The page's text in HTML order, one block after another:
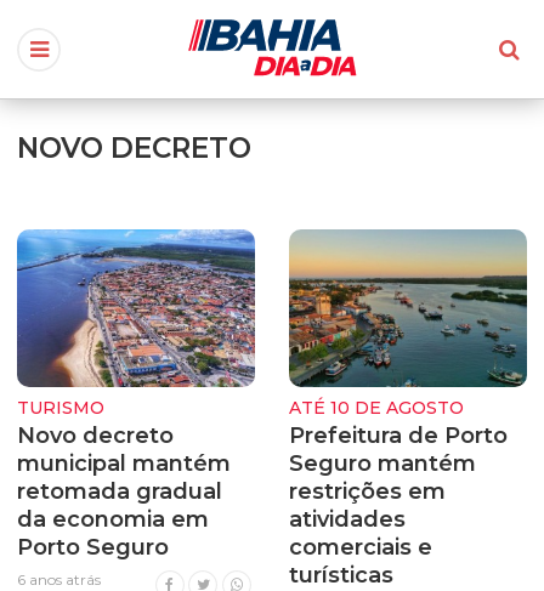
NOVO DECRETO
TURISMO
Novo decreto
municipal mantém
retomada gradual
da economia em
Porto Seguro
6 anos atrás
ATÉ 10 DE AGOSTO
Prefeitura de Porto
Seguro mantém
restrições em
atividades
comerciais e
turísticas